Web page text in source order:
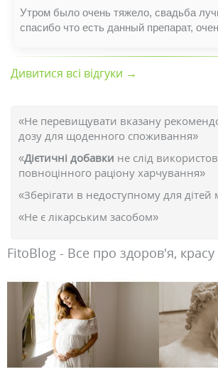
Утром было очень тяжело, свадьба
спасибо что есть данный препарат,
Дивитися всі відгуки →
«Не перевищувати вказану
дозу для щоденного споживання»
«Дієтичні добавки не слід
повноцінного раціону харчування»
«Зберігати в недоступному для дітей
«Не є лікарським засобом»
FitoBlog - Все про здоров'я, красу